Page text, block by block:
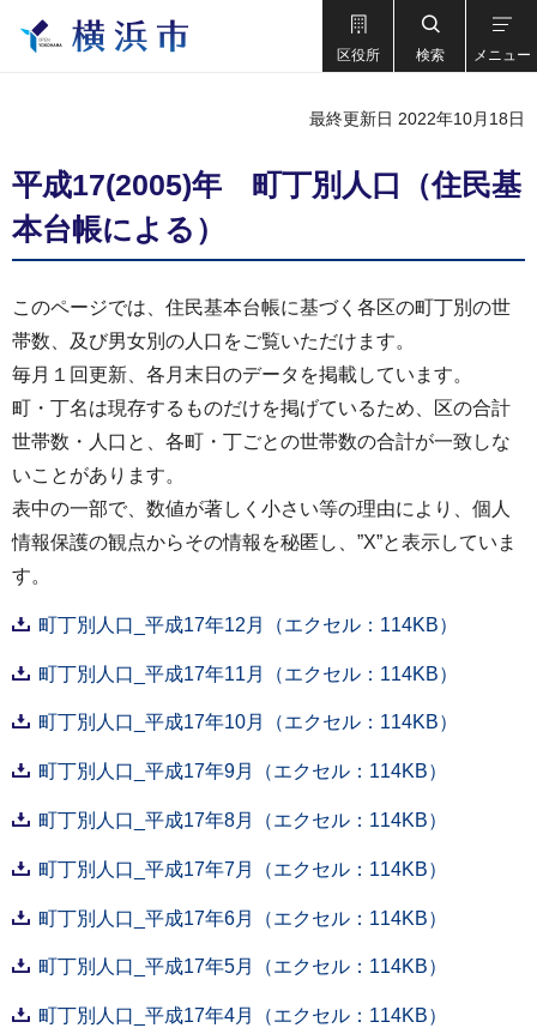
区役所 検索 メニュー
最終更新日 2022年10月18日
平成17(2005)年 町丁別人口（住民基
本台帳による）
このページでは、住民基本台帳に基づく各区の町丁別の世
帯数、及び男女別の人口をご覧いただけます。
毎月１回更新、各月末日のデータを掲載しています。
町・丁名は現存するものだけを掲げているため、区の合計
世帯数・人口と、各町・丁ごとの世帯数の合計が一致しな
いことがあります。
表中の一部で、数値が著しく小さい等の理由により、個人
情報保護の観点からその情報を秘匿し、”X”と表示していま
す。
町丁別人口_平成17年12月（エクセル：114KB）
町丁別人口_平成17年11月（エクセル：114KB）
町丁別人口_平成17年10月（エクセル：114KB）
町丁別人口_平成17年9月（エクセル：114KB）
町丁別人口_平成17年8月（エクセル：114KB）
町丁別人口_平成17年7月（エクセル：114KB）
町丁別人口_平成17年6月（エクセル：114KB）
町丁別人口_平成17年5月（エクセル：114KB）
町丁別人口_平成17年4月（エクセル：114KB）